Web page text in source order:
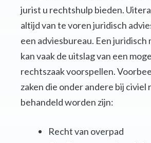
jurist u rechtshulp bieden.
altijd van te voren juridisch
een adviesbureau. Een
kan vaak de uitslag van een
rechtszaak voorspellen.
zaken die onder andere bij civiel
behandeld worden zijn:
Recht van overpad